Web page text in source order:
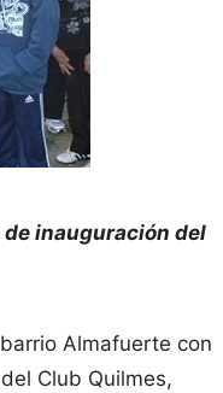
inauguración del
Almafuerte con
Club Quilmes,